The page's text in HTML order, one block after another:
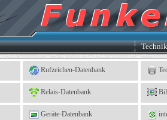
Rufzeichen-Datenbank
Relais-Datenbank
Geräte-Datenbank